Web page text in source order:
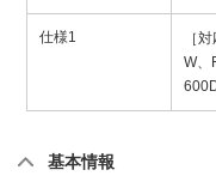
仕様1
［
W、
基本情報